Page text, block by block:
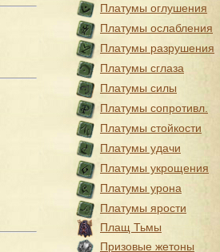
Платумы оглушения
Платумы ослабления
Платумы разрушения
Платумы сглаза
Платумы силы
Платумы сопротивл.
Платумы стойкости
Платумы удачи
Платумы укрощения
Платумы урона
Платумы ярости
Плащ Тьмы
Призовые жетоны